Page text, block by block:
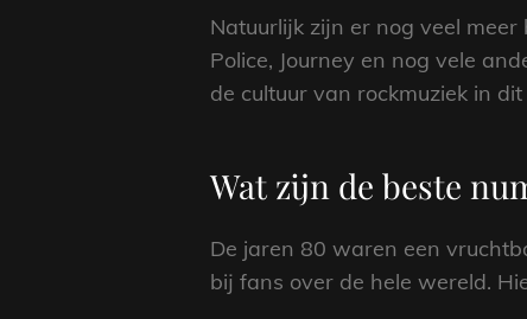
Natuurlijk zijn er nog veel
Police, Journey en nog vele
de cultuur van rockmuziek in
Wat zijn de beste
De jaren 80 waren een
bij fans over de hele wereld.